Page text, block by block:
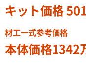
キット価格
材工一式参考価格
本体価格1342